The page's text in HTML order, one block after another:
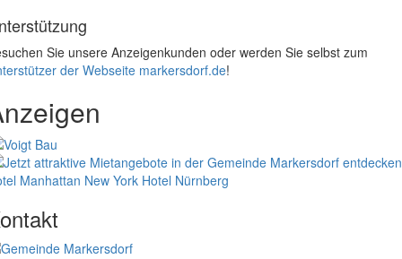
Sie unsere Anzeigenkunden oder werden Sie selbst zum
der Webseite markersdorf.de!
Manhattan New York Hotel Nürnberg